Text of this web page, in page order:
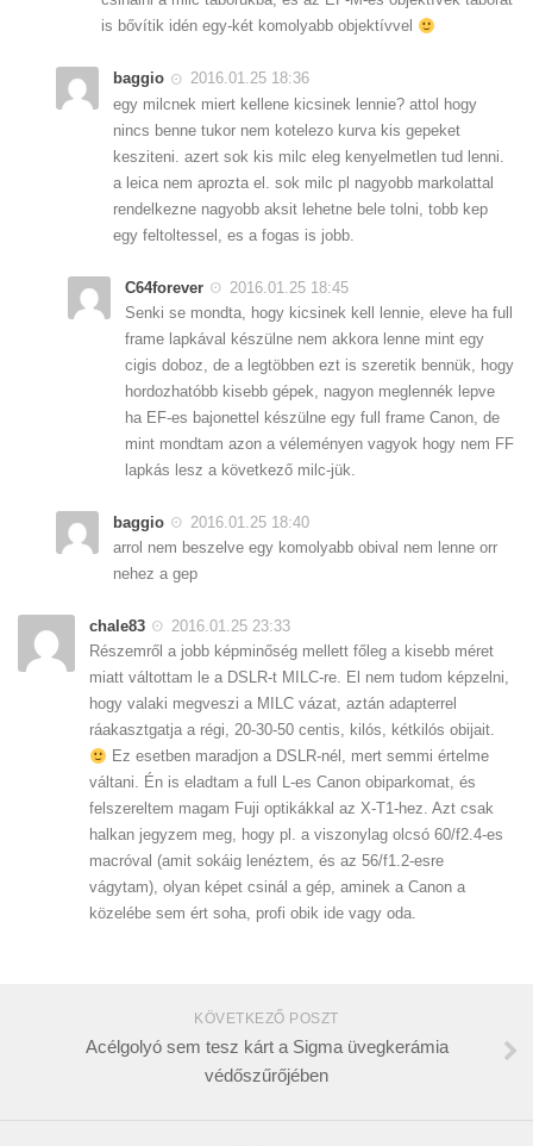
is bővítik idén egy-két komolyabb objektívvel
baggio
2016.01.25 18:36
egy milcnek miert kellene kicsinek lennie? attol hogy
nincs benne tukor nem kotelezo kurva kis gepeket
kesziteni. azert sok kis milc eleg kenyelmetlen tud lenni.
a leica nem aprozta el. sok milc pl nagyobb markolattal
rendelkezne nagyobb aksit lehetne bele tolni, tobb kep
egy feltoltessel, es a fogas is jobb.
C64forever
2016.01.25 18:45
Senki se mondta, hogy kicsinek kell lennie, eleve ha full
frame lapkával készülne nem akkora lenne mint egy
cigis doboz, de a legtöbben ezt is szeretik bennük, hogy
hordozhatóbb kisebb gépek, nagyon meglennék lepve
ha EF-es bajonettel készülne egy full frame Canon, de
mint mondtam azon a véleményen vagyok hogy nem FF
lapkás lesz a következő milc-jük.
baggio
2016.01.25 18:40
arrol nem beszelve egy komolyabb obival nem lenne orr
nehez a gep
chale83
2016.01.25 23:33
Részemről a jobb képminőség mellett főleg a kisebb méret
miatt váltottam le a DSLR-t MILC-re. El nem tudom képzelni,
hogy valaki megveszi a MILC vázat, aztán adapterrel
ráakasztgatja a régi, 20-30-50 centis, kilós, kétkilós obijait.
Ez esetben maradjon a DSLR-nél, mert semmi értelme
váltani. Én is eladtam a full L-es Canon obiparkomat, és
felszereltem magam Fuji optikákkal az X-T1-hez. Azt csak
halkan jegyzem meg, hogy pl. a viszonylag olcsó 60/f2.4-es
macróval (amit sokáig lenéztem, és az 56/f1.2-esre
vágytam), olyan képet csinál a gép, aminek a Canon a
közelébe sem ért soha, profi obik ide vagy oda.
KÖVETKEZŐ POSZT
Acélgolyó sem tesz kárt a Sigma üvegkerámia
védőszűrőjében